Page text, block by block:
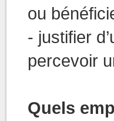
ou
- justifier
percevoir
Quels